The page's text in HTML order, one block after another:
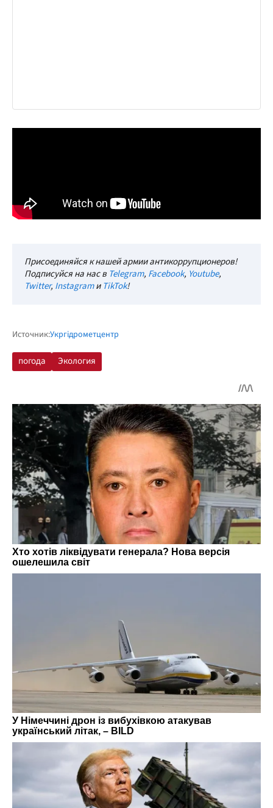
Присоединяйся к нашей армии антикоррупционеров!
Подписуйся на нас в Telegram, Facebook, Youtube,
Twitter, InstagramиTikTok!
Источник:Укргідрометцентр
погода Экология